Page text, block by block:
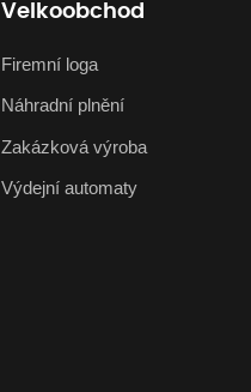
Velkoobchod
Firemní loga
Náhradní plnění
Zakázková výroba
Výdejní automaty